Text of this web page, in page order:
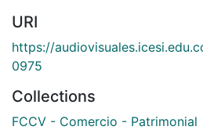
URI
https://
0975
Collections
FCCV - Comercio - Patrimonial